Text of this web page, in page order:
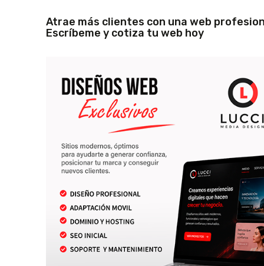
Atrae más clientes con una web
Escríbeme y cotiza tu web hoy